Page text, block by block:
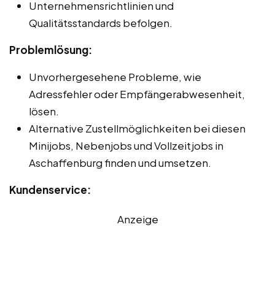
Unternehmensrichtlinien und
Qualitätsstandards befolgen.
Problemlösung:
Unvorhergesehene Probleme, wie
Adressfehler oder Empfängerabwesenheit,
lösen.
Alternative Zustellmöglichkeiten bei diesen
Minijobs, Nebenjobs und Vollzeitjobs in
Aschaffenburg finden und umsetzen.
Kundenservice:
Anzeige